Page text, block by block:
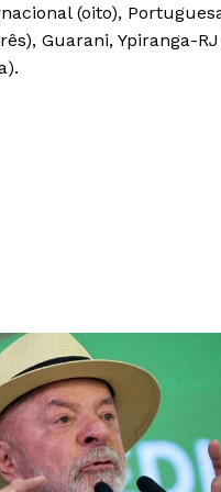
(oito),
Guarani, Ypiranga-